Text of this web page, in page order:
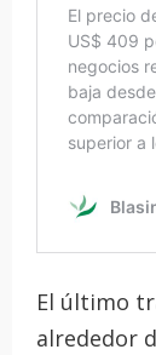
El último
alrededor